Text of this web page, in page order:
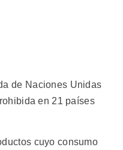
de Naciones Unidas
en 21 países
cuyo consumo